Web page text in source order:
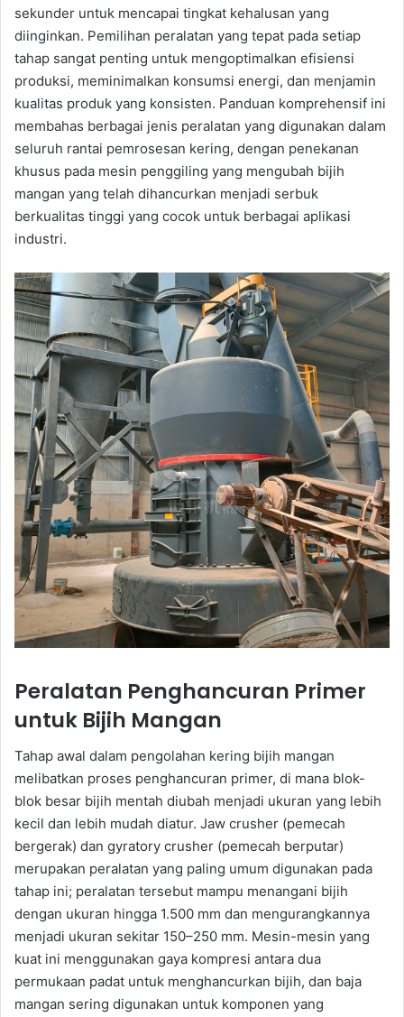
sekunder untuk mencapai tingkat kehalusan yang
diinginkan. Pemilihan peralatan yang tepat pada setiap
tahap sangat penting untuk mengoptimalkan efisiensi
produksi, meminimalkan konsumsi energi, dan menjamin
kualitas produk yang konsisten. Panduan komprehensif ini
membahas berbagai jenis peralatan yang digunakan dalam
seluruh rantai pemrosesan kering, dengan penekanan
khusus pada mesin penggiling yang mengubah bijih
mangan yang telah dihancurkan menjadi serbuk
berkualitas tinggi yang cocok untuk berbagai aplikasi
industri.
Peralatan Penghancuran Primer
untuk Bijih Mangan
Tahap awal dalam pengolahan kering bijih mangan
melibatkan proses penghancuran primer, di mana blok-
blok besar bijih mentah diubah menjadi ukuran yang lebih
kecil dan lebih mudah diatur. Jaw crusher (pemecah
bergerak) dan gyratory crusher (pemecah berputar)
merupakan peralatan yang paling umum digunakan pada
tahap ini; peralatan tersebut mampu menangani bijih
dengan ukuran hingga 1.500 mm dan mengurangkannya
menjadi ukuran sekitar 150–250 mm. Mesin-mesin yang
kuat ini menggunakan gaya kompresi antara dua
permukaan padat untuk menghancurkan bijih, dan baja
mangan sering digunakan untuk komponen yang